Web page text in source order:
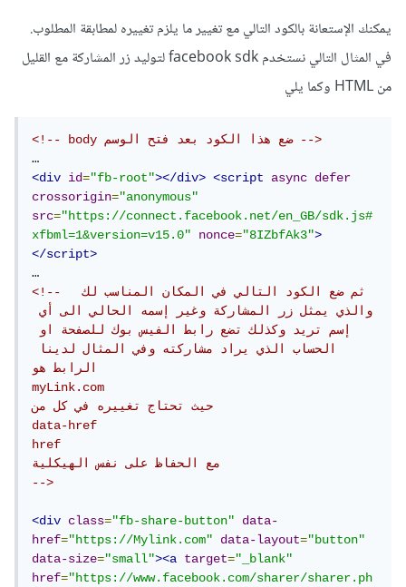
يمكنك الإستعانة بالكود التالي مع تغيير ما يلزم تغييره لمطابقة المطلوب.
في المثال التالي نستخدم facebook sdk لتوليد زر المشاركة مع القليل
من HTML وكما يلي
<!-- body ضع هذا الكود بعد فتح الوسم -->
<div
id="fb-root"></div> <script async
defer
crossorigin="anonymous"
src="https://connect.facebook.net/en_GB/sdk.js#
xfbml=1&version=v15.0"
nonce="8IZbfAk3">
</script>
<!--  ثم ضع الكود التالي في المكان المناسب لك
والذي يمثل زر المشاركة وغير إسمه الحالي الى أي
إسم تريد وكذلك تضع رابط الفيس بوك للصفحة او
الرابط هو
myLink.com
حيث تحتاج تغييره في كل من
data-href
href
مع الحفاظ على نفس الهيكلية
-->
<div class="fb-share-button"
data-
href="https://Mylink.com" data-layout="button"
data-size="small"><a target="_blank"
href="https://www.facebook.com/sharer/sharer.ph